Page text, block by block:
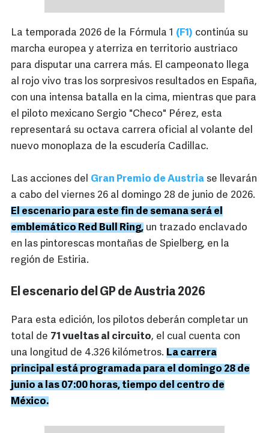
La temporada 2026 de la Fórmula 1 (F1) continúa su
marcha europea y aterriza en territorio austriaco
para disputar una carrera más. El campeonato llega
al rojo vivo tras los sorpresivos resultados en España,
con una intensa batalla en la cima, mientras que para
el piloto mexicano Sergio "Checo" Pérez, esta
representará su octava carrera oficial al volante del
nuevo monoplaza de la escudería Cadillac.
Las acciones del Gran Premio de Austria se llevarán
a cabo del viernes 26 al domingo 28 de junio de 2026.
El escenario para este fin de semana será el
emblemático Red Bull Ring, un trazado enclavado
en las pintorescas montañas de Spielberg, en la
región de Estiria.
El escenario del GP de Austria 2026
Para esta edición, los pilotos deberán completar un
total de 71 vueltas al circuito, el cual cuenta con
una longitud de 4.326 kilómetros. La carrera
principal está programada para el domingo 28 de
junio a las 07:00 horas, tiempo del centro de
México.